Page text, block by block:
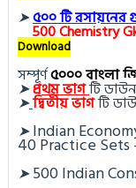
➤৫০০ টি রসায়নের
500Chemistry
Download
সম্পূর্ণ৫০০০ বাংলা
➤প্রথম ভাগটি ডা
➤দ্বিতীয় ভাগটি ডা
➤Indian
40 Practice Sets
➤500 Indian